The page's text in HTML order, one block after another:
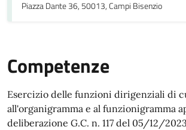
Piazza Dante 36, 50013, Campi Bisenzio
Competenze
Esercizio delle funzioni dirigenziali di
all'organigramma e al funzionigramma
deliberazione G.C. n. 117 del 05/12/